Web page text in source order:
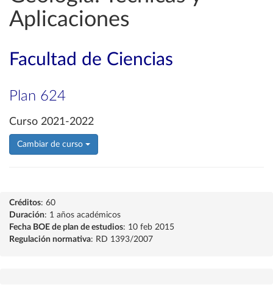
Aplicaciones
Facultad de Ciencias
Plan 624
Curso 2021-2022
Cambiar de curso
Créditos: 60
Duración: 1 años académicos
Fecha BOE de plan de estudios: 10 feb 2015
Regulación normativa: RD 1393/2007